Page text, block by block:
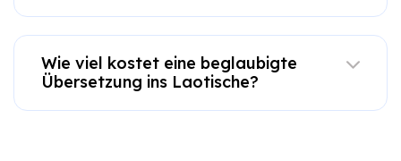
Wie viel kostet eine beglaubigte
Übersetzung ins Laotische?